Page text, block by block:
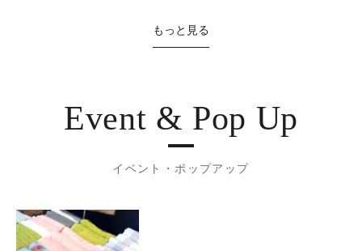
もっと見る
Event & Pop Up
イベント・ポップアップ